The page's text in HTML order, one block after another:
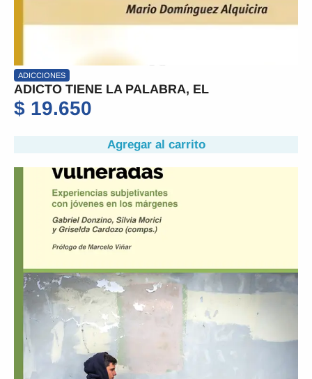
ADICCIONES
ADICTO TIENE LA PALABRA, EL
$ 19.650
Agregar al carrito